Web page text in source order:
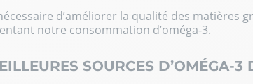
d’améliorer la qualité des matières
notre consommation d’oméga-3.
SOURCES D’OMÉGA-3